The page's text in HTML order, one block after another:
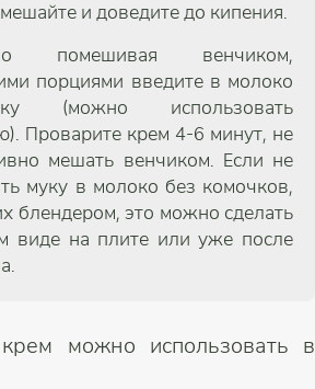
и доведите до кипения.
помешивая венчиком,
порциями введите в молоко
(можно использовать
Проварите крем 4-6 минут, не
мешать венчиком. Если не
муку в молоко без комочков,
блендером, это можно сделать
виде на плите или уже после
можно использовать в